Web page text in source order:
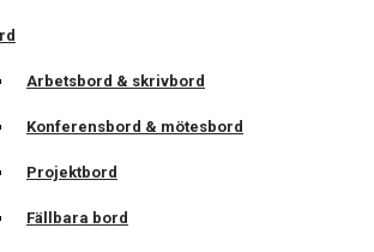
Arbetsbord & skrivbord
Konferensbord & mötesbord
Projektbord
Fällbara bord